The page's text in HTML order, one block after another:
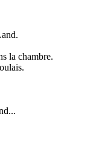
la chambre.